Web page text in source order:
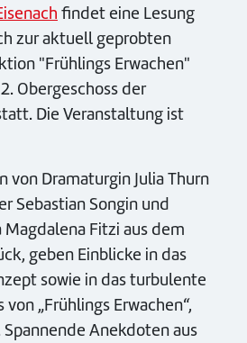
findet eine Lesung
zur aktuell geprobten
"Frühlings Erwachen"
Obergeschoss der
Die Veranstaltung ist
von Dramaturgin Julia Thurn
Sebastian Songin und
Magdalena Fitzi aus dem
geben Einblicke in das
sowie in das turbulente
„Frühlings Erwachen“,
Anekdoten aus